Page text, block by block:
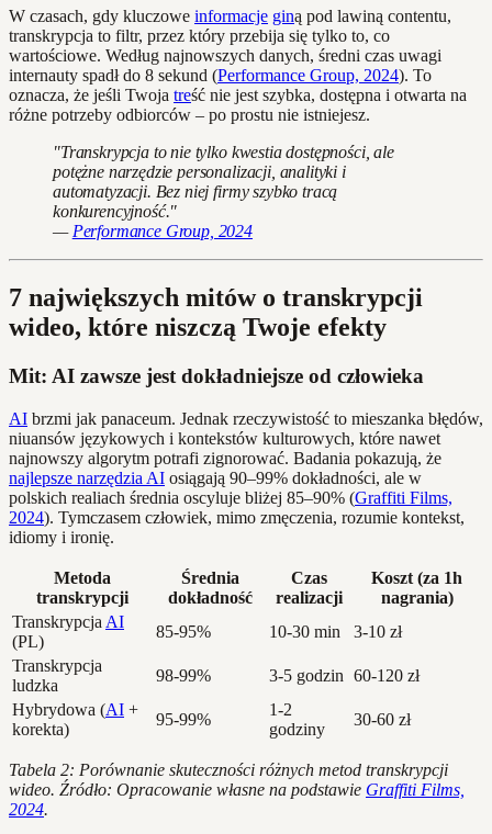
W czasach, gdy kluczowe informacje giną pod lawiną contentu,
transkrypcja to filtr, przez który przebija się tylko to, co
wartościowe. Według najnowszych danych, średni czas uwagi
internauty spadł do 8 sekund (Performance Group, 2024). To
oznacza, że jeśli Twoja treść nie jest szybka, dostępna i otwarta na
różne potrzeby odbiorców – po prostu nie istniejesz.
"Transkrypcja to nie tylko kwestia dostępności, ale
potężne narzędzie personalizacji, analityki i
automatyzacji. Bez niej firmy szybko tracą
konkurencyjność."
— Performance Group, 2024
7 największych mitów o transkrypcji
wideo, które niszczą Twoje efekty
Mit: AI zawsze jest dokładniejsze od człowieka
AI brzmi jak panaceum. Jednak rzeczywistość to mieszanka błędów,
niuansów językowych i kontekstów kulturowych, które nawet
najnowszy algorytm potrafi zignorować. Badania pokazują, że
najlepsze narzędzia AI osiągają 90–99% dokładności, ale w
polskich realiach średnia oscyluje bliżej 85–90% (Graffiti Films,
2024). Tymczasem człowiek, mimo zmęczenia, rozumie kontekst,
idiomy i ironię.
Metoda
transkrypcji
Średnia
dokładność
Czas
realizacji
Koszt (za 1h
nagrania)
Transkrypcja AI
(PL)
85-95% 10-30 min
3-10 zł
Transkrypcja
ludzka
98-99% 3-5 godzin 60-120 zł
Hybrydowa (AI +
korekta)
95-99%
1-2
godziny
30-60 zł
Tabela 2: Porównanie skuteczności różnych metod transkrypcji
wideo. Źródło: Opracowanie własne na podstawie Graffiti Films,
2024.